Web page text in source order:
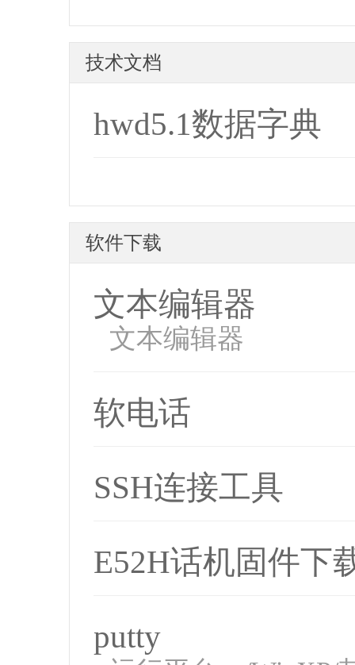
技术文档
hwd5.1数据字典
软件下载
文本编辑器
文本编辑器
软电话
SSH连接工具
E52H话机固件下
putty